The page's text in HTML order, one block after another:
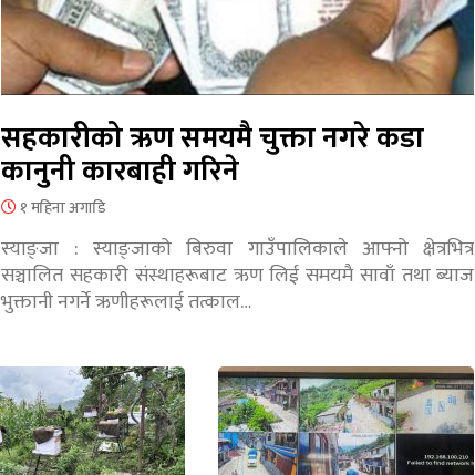
सहकारीको ऋण समयमै चुक्ता नगरे कडा
कानुनी कारबाही गरिने
१ महिना अगाडि
स्याङ्जा : स्याङ्जाको बिरुवा गाउँपालिकाले आफ्नो क्षेत्रभित्र
सञ्चालित सहकारी संस्थाहरूबाट ऋण लिई समयमै सावाँ तथा ब्याज
भुक्तानी नगर्ने ऋणीहरूलाई तत्काल…